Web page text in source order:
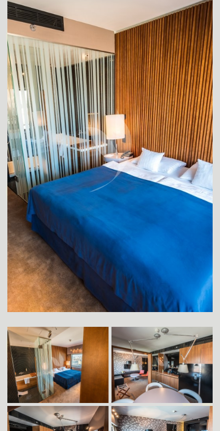
SUPERIOR ZIMMER FÜR BEHINDERTE GÄSTE
ZIMMER DE LUXE
APPARTEMENT JUNIOR SUITE
DELUXE APPARTEMENT YASMIN